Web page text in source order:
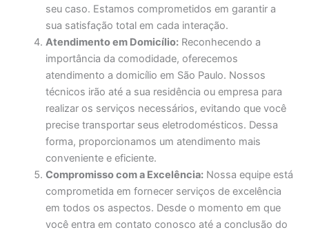
seu caso. Estamos comprometidos em garantir a
sua satisfação total em cada interação.
Atendimento em Domicílio: Reconhecendo a
importância da comodidade, oferecemos
atendimento a domicílio em São Paulo. Nossos
técnicos irão até a sua residência ou empresa para
realizar os serviços necessários, evitando que você
precise transportar seus eletrodomésticos. Dessa
forma, proporcionamos um atendimento mais
conveniente e eficiente.
Compromisso com a Excelência: Nossa equipe está
comprometida em fornecer serviços de excelência
em todos os aspectos. Desde o momento em que
você entra em contato conosco até a conclusão do